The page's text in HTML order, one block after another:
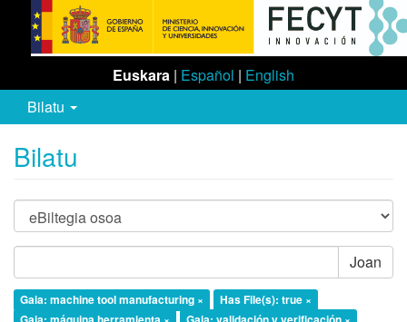
Euskara | Español | English
Bilatu
Bilatu
Joan
Gaia: machine tool manufacturing ×
Has File(s): true ×